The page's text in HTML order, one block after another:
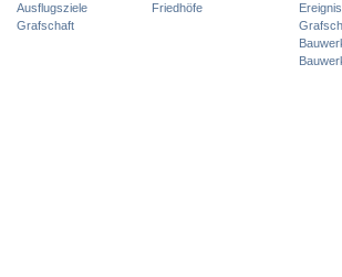
Ausflugsziele
Grafschaft
Friedhöfe